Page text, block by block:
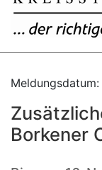
Borkener